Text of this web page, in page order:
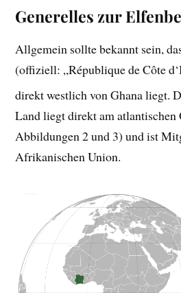
Generelles zur
Allgemein sollte bekannt sein,
(offiziell: „République de Côte
direkt westlich von Ghana liegt.
Land liegt direkt am atlantischen
Abbildungen 2 und 3) und ist
Afrikanischen Union.